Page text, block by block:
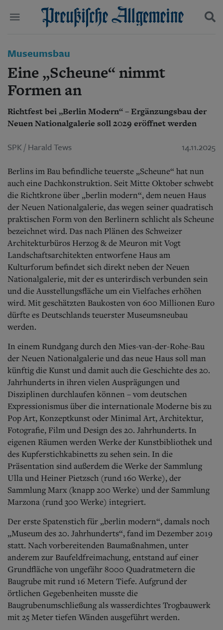
Start
Wer wir sind
Aktuelle Ausgabe
Abonnenten-Login
Abonnent werden
Abo Prämien
Archiv
Mediadaten
Wirtschaft
Leben
Geschichte
Ostpreußen
Danzig und Westpreußen
Bücher
Kontakt
Impressum
Datenschutz
Suchen und finden
Museumsbau
Eine „Scheune“ nimmt
Formen an
Richtfest bei „Berlin Modern“ – Ergänzungsbau der
Neuen Nationalgalerie soll 2029 eröffnet werden
SPK / Harald Tews 14.11.2025
Berlins im Bau befindliche teuerste „Scheune“ hat nun
auch eine Dachkonstruktion. Seit Mitte Oktober schwebt
die Richtkrone über „berlin modern“, dem neuen Haus
der Neuen Nationalgalerie, das wegen seiner quadratisch
praktischen Form von den Berlinern schlicht als Scheune
bezeichnet wird. Das nach Plänen des Schweizer
Architekturbüros Herzog & de Meuron mit Vogt
Landschaftsarchitekten entworfene Haus am
Kulturforum befindet sich direkt neben der Neuen
Nationalgalerie, mit der es unterirdisch verbunden sein
und die Ausstellungsfläche um ein Vielfaches erhöhen
wird. Mit geschätzten Baukosten von 600 Millionen Euro
dürfte es Deutschlands teuerster Museumsneubau
werden.
In einem Rundgang durch den Mies-van-der-Rohe-Bau
der Neuen Nationalgalerie und das neue Haus soll man
künftig die Kunst und damit auch die Geschichte des 20.
Jahrhunderts in ihren vielen Ausprägungen und
Disziplinen durchlaufen können – vom deutschen
Expressionismus über die internationale Moderne bis zu
Pop Art, Konzeptkunst oder Minimal Art, Architektur,
Fotografie, Film und Design des 20. Jahrhunderts. In
eigenen Räumen werden Werke der Kunstbibliothek und
des Kupferstichkabinetts zu sehen sein. In die
Präsentation sind außerdem die Werke der Sammlung
Ulla und Heiner Pietzsch (rund 160 Werke), der
Sammlung Marx (knapp 200 Werke) und der Sammlung
Marzona (rund 300 Werke) integriert.
Der erste Spatenstich für „berlin modern“, damals noch
„Museum des20. Jahrhunderts“, fand im Dezember 2019
statt. Nach vorbereitenden Baumaßnahmen, unter
anderem zur Baufeldfreimachung, entstand auf einer
Grundfläche von ungefähr 8000 Quadratmetern die
Baugrube mit rund 16 Metern Tiefe. Aufgrund der
örtlichen Gegebenheiten musste die
Baugrubenumschließung als wasserdichtes Trogbauwerk
mit 25 Meter tiefen Wänden ausgeführt werden.